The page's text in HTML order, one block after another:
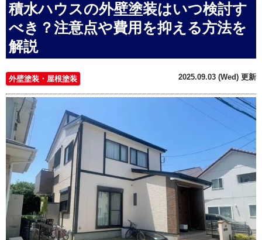
積水ハウスの外壁塗装はいつ検討す
べき？注意点や費用を抑える方法を
解説
外壁塗装・屋根塗装 2025.09.03 (Wed) 更新